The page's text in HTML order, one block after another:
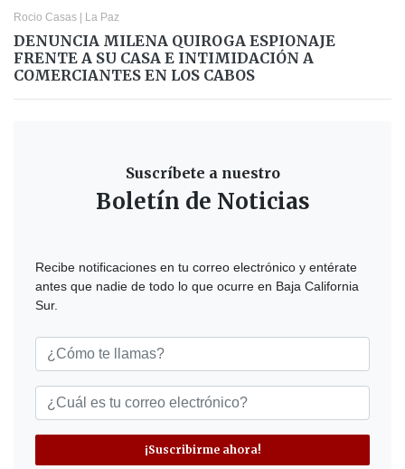
Rocio Casas | La Paz
DENUNCIA MILENA QUIROGA ESPIONAJE
FRENTE A SU CASA E INTIMIDACIÓN A
COMERCIANTES EN LOS CABOS
Suscríbete a nuestro
Boletín de Noticias
Recibe notificaciones en tu correo electrónico y entérate
antes que nadie de todo lo que ocurre en Baja California
Sur.
¡Suscribirme ahora!